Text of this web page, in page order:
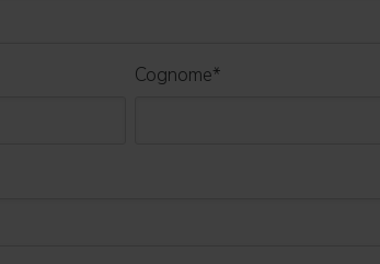
Cognome*